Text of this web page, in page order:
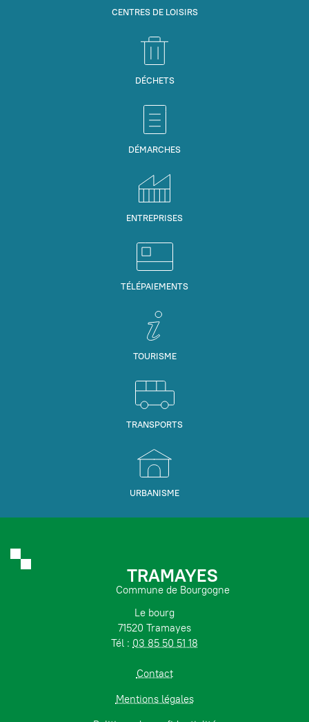
CENTRES DE LOISIRS
DÉCHETS
DÉMARCHES
ENTREPRISES
TÉLÉPAIEMENTS
TOURISME
TRANSPORTS
URBANISME
TRAMAYES
Commune de Bourgogne
Le bourg
71520 Tramayes
Tél : 03 85 50 51 18
Contact
Mentions légales